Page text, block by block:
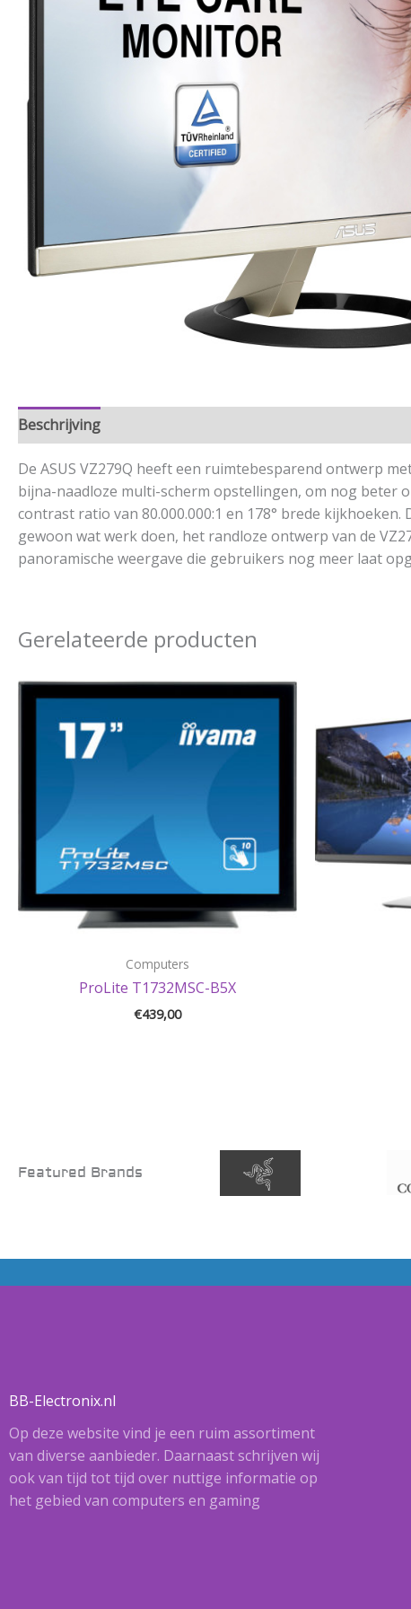
Beschrijving
De ASUS VZ279Q heeft een ruimtebesparend ontwerp
bijna-naadloze multi-scherm opstellingen, om nog beter
contrast ratio van 80.000.000:1 en 178° brede
gewoon wat werk doen, het randloze ontwerp van de
panoramische weergave die gebruikers nog meer laat
Gerelateerde producten
Computers
ProLite T1732MSC-B5X
€439,00
Featured Brands
BB-Electronix.nl
Op deze website vind je een ruim assortiment
van diverse aanbieder. Daarnaast schrijven wij
ook van tijd tot tijd over nuttige informatie op
het gebied van computers en gaming